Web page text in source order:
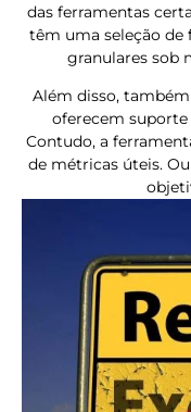
das ferramentas
têm uma seleção de
granulares sob
Além disso,
oferecem
Contudo, a
de métricas úteis.